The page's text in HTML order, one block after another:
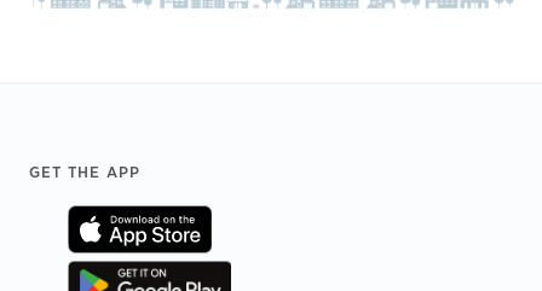
Footer
GET THE APP